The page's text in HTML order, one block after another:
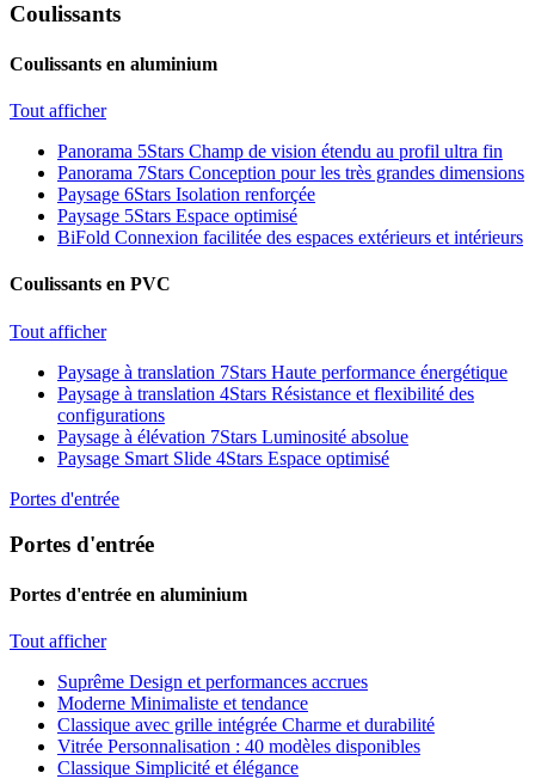
Coulissants
Coulissants en aluminium
Tout afficher
Panorama 5Stars Champ de vision étendu au profil ultra fin
Panorama 7Stars Conception pour les très grandes dimensions
Paysage 6Stars Isolation renforçée
Paysage 5Stars Espace optimisé
BiFold Connexion facilitée des espaces extérieurs et intérieurs
Coulissants en PVC
Tout afficher
Paysage à translation 7Stars Haute performance énergétique
Paysage à translation 4Stars Résistance et flexibilité des
configurations
Paysage à élévation 7Stars Luminosité absolue
Paysage Smart Slide 4Stars Espace optimisé
Portes d'entrée
Portes d'entrée
Portes d'entrée en aluminium
Tout afficher
Suprême Design et performances accrues
Moderne Minimaliste et tendance
Classique avec grille intégrée Charme et durabilité
Vitrée Personnalisation : 40 modèles disponibles
Classique Simplicité et élégance